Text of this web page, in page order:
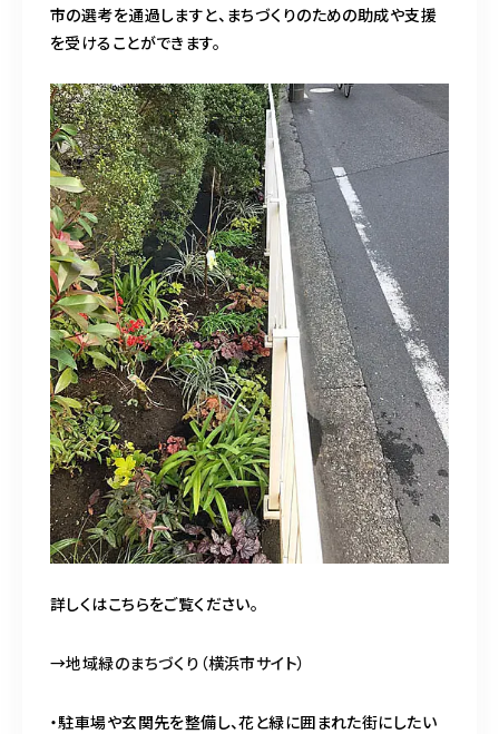
市の選考を通過しますと、まちづくりのための助成や支援
を受けることができます。
詳しくはこちらをご覧ください。
→地域緑のまちづくり（横浜市サイト）
・駐車場や玄関先を整備し、花と緑に囲まれた街にしたい
お問い合わせはこちら